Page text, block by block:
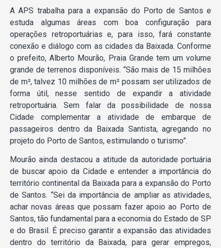
A APS trabalha para a expansão do Porto de Santos e
estuda algumas áreas com boa configuração para
operações retroportuárias e, para isso, fará constante
conexão e diálogo com as cidades da Baixada. Conforme
o prefeito, Alberto Mourão, Praia Grande tem um volume
grande de terrenos disponíveis. “São mais de 15 milhões
de m², talvez 10 milhões de m² possam ser utilizados de
forma útil, nesse sentido de expandir a atividade
retroportuária. Sem falar da possibilidade de nossa
Cidade complementar a atividade de embarque de
passageiros dentro da Baixada Santista, agregando no
projeto do Porto de Santos, estimulando o turismo”.
Mourão ainda destacou a atitude da autoridade portuária
de buscar apoio da Cidade e entender a importância do
território continental da Baixada para a expansão do Porto
de Santos. “Sei da importância de ampliar as atividades,
achar novas áreas que possam fazer apoio ao Porto de
Santos, tão fundamental para a economia do Estado de SP
e do Brasil. É preciso garantir a expansão das atividades
dentro do território da Baixada, para gerar empregos,